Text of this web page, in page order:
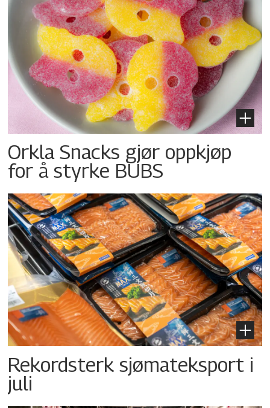
Orkla Snacks gjør oppkjøp
for å styrke BUBS
Rekordsterk sjømateksport i
juli